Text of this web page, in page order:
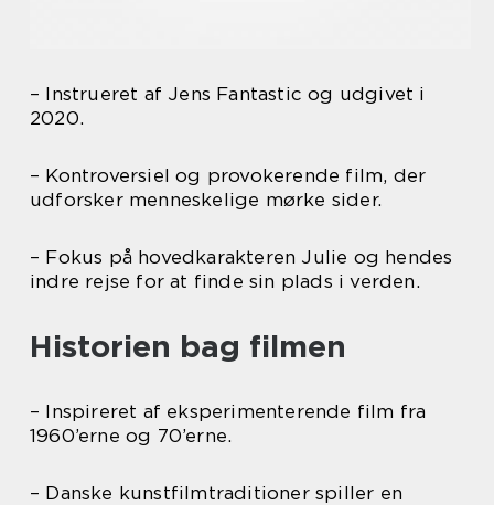
– Instrueret af Jens Fantastic og udgivet i
2020.
– Kontroversiel og provokerende film, der
udforsker menneskelige mørke sider.
– Fokus på hovedkarakteren Julie og hendes
indre rejse for at finde sin plads i verden.
Historien bag filmen
– Inspireret af eksperimenterende film fra
1960’erne og 70’erne.
– Danske kunstfilmtraditioner spiller en